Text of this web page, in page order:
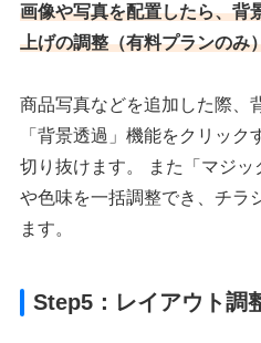
画像や写真を配置したら、背
上げの調整（有料プランのみ
商品写真などを追加した際、
「背景透過」機能をクリッ
切り抜けます。 また「マジッ
や色味を一括調整でき、チラ
ます。
Step5：レイアウト調